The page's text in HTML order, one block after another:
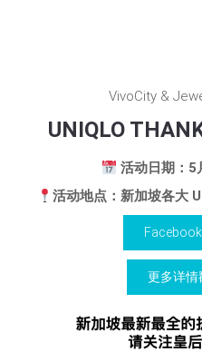
VivoCity &
UNIQLO
活动日期：5
活动地点：新加坡各大
更多详情